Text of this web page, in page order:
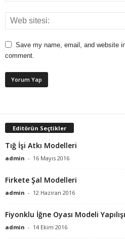
Save my name, email, and website
comment.
Editörün Seçtikler
Tığ İşi Atkı Modelleri
admin - 16 Mayıs 2016
Firkete Şal Modelleri
admin - 12 Haziran 2016
Fiyonklu İğne Oyası Modeli Yapılışı
admin - 14 Ekim 2016